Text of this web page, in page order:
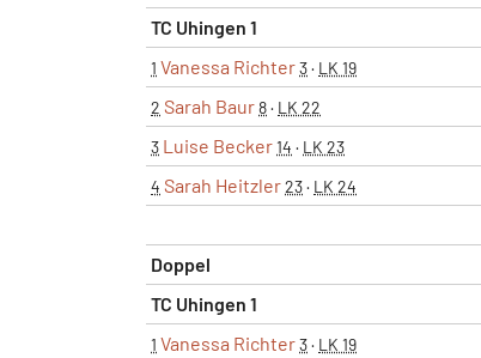
TC Uhingen 1
1 Vanessa Richter3· LK 19
2 Sarah Baur8· LK 22
3 Luise Becker14 · LK 23
4 Sarah Heitzler23· LK 24
Doppel
TC Uhingen 1
1 Vanessa Richter3· LK 19